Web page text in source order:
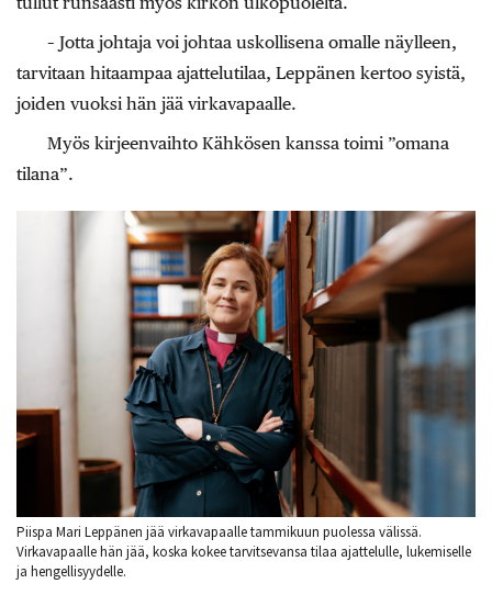
– Jotta johtaja voi johtaa uskollisena omalle näylleen,
tarvitaan hitaampaa ajattelutilaa, Leppänen kertoo syistä,
joiden vuoksi hän jää virkavapaalle.
Myös kirjeenvaihto Kähkösen kanssa toimi ”omana
tilana”.
Piispa Mari Leppänen jää virkavapaalle tammikuun puolessa välissä.
Virkavapaalle hän jää, koska kokee tarvitsevansa tilaa ajattelulle, lukemiselle
ja hengellisyydelle.